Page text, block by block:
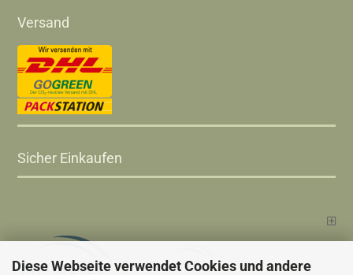
Diese Webseite verwendet Cookies und andere
Versand
Sicher Einkaufen